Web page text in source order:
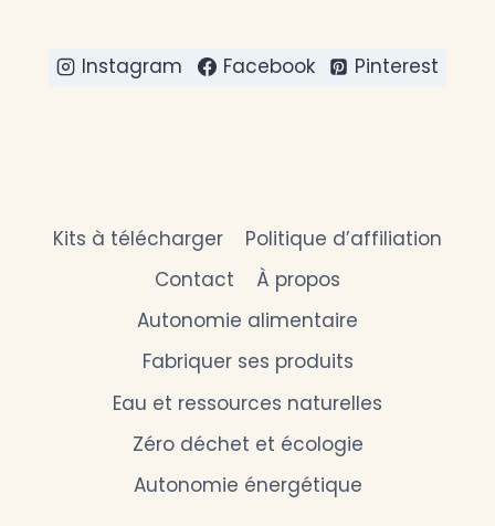
Instagram Facebook Pinterest
Kits à télécharger
Politique d’affiliation
Contact
À propos
Autonomie alimentaire
Fabriquer ses produits
Eau et ressources naturelles
Zéro déchet et écologie
Autonomie énergétique